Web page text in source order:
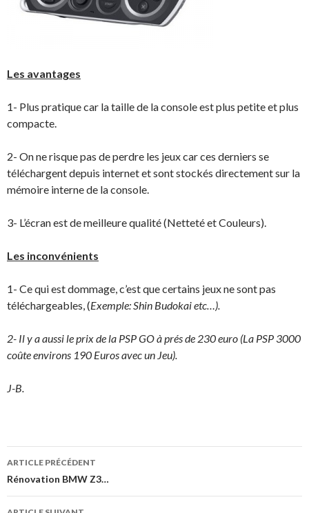
Les avantages
1- Plus pratique car la taille de la console est plus petite et plus
compacte.
2- On ne risque pas de perdre les jeux car ces derniers se
téléchargent depuis internet et sont stockés directement sur la
mémoire interne de la console.
3- L’écran est de meilleure qualité (Netteté et Couleurs).
Les inconvénients
1- Ce qui est dommage, c’est que certains jeux ne sont pas
téléchargeables, (Exemple: Shin Budokai etc…).
2- Il y a aussi le prix de la PSP GO à présde 230 euro (La PSP 3000
coûte environs 190 Euros avec un Jeu).
J-B.
Navigation
des
ARTICLE PRÉCÉDENT
Rénovation BMW Z3…